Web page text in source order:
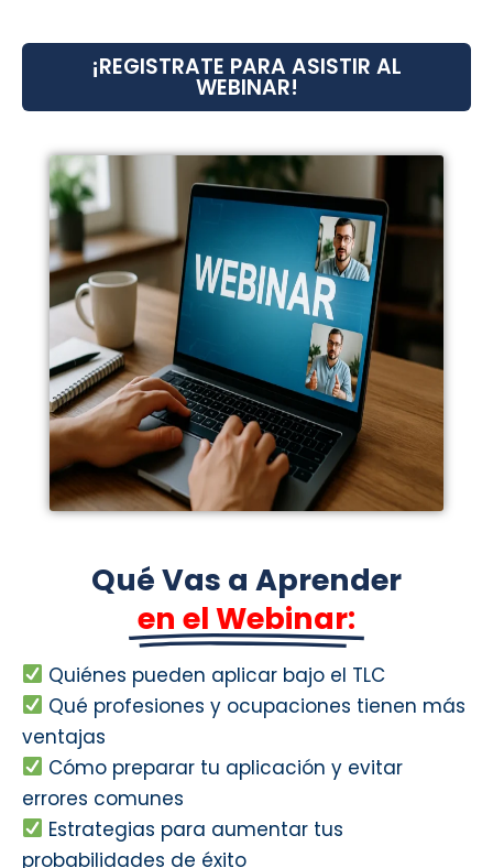
¡REGISTRATE PARA ASISTIR AL
WEBINAR!
Qué Vas a Aprender
en el Webinar:
Quiénes pueden aplicar bajo el TLC
Qué profesiones y ocupaciones tienen más
ventajas
Cómo preparar tu aplicación y evitar
errores comunes
Estrategias para aumentar tus
probabilidades de éxito